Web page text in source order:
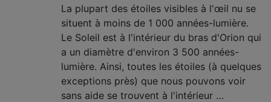
La plupart des étoiles visibles à l'œil nu se
situent à moins de 1 000 années-lumière.
Le Soleil est à l'intérieur du bras d'Orion qui
a un diamètre d'environ 3 500 années-
lumière. Ainsi, toutes les étoiles (à quelques
exceptions près) que nous pouvons voir
sans aide se trouvent à l'intérieur …